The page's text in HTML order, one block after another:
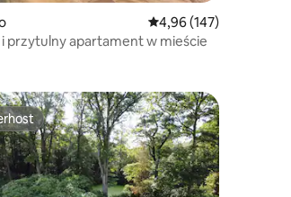
5, liczba recenzji: 107Średnia ocena: 4,96
4,96 (147)
przytulny apartament w mieście